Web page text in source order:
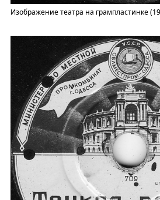
Изображение театра на грампластинке